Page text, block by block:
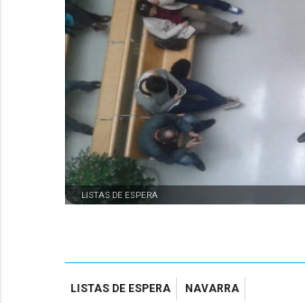
LISTAS DE ESPERA
LISTAS DE ESPERA NAVARRA